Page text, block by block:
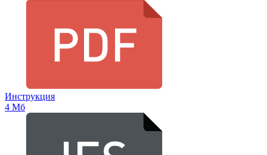
Инструкция
4 Мб